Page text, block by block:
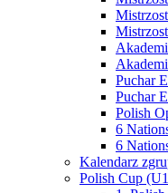
Puchar
Puchar
Polish
6
6
Kalendarz
Polish Cup